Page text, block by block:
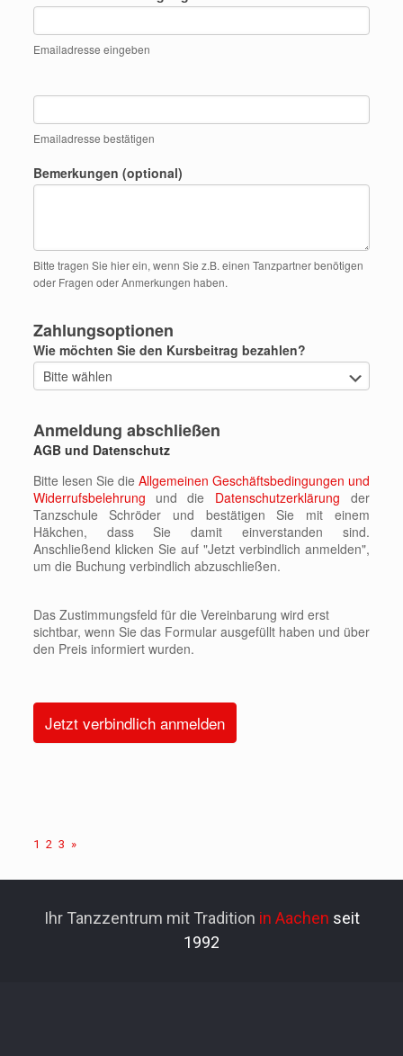
Emailadresse eingeben
Emailadresse bestätigen
Bemerkungen (optional)
Bitte tragen Sie hier ein, wenn Sie z.B. einen Tanzpartner benötigen
oder Fragen oder Anmerkungen haben.
Zahlungsoptionen
Wie möchten Sie den Kursbeitrag bezahlen?
Anmeldung abschließen
AGB und Datenschutz
Bitte lesen Sie die Allgemeinen Geschäftsbedingungen und
Widerrufsbelehrung und die Datenschutzerklärung der
Tanzschule Schröder und bestätigen Sie mit einem
Häkchen, dass Sie damit einverstanden sind.
Anschließend klicken Sie auf "Jetzt verbindlich anmelden",
um die Buchung verbindlich abzuschließen.
Das Zustimmungsfeld für die Vereinbarung wird erst
sichtbar, wenn Sie das Formular ausgefüllt haben und über
den Preis informiert wurden.
1 2 3 »
Ihr Tanzzentrum mit Tradition in Aachen seit
1992